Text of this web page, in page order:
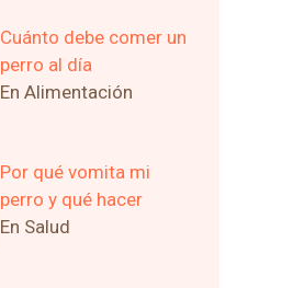
Cuánto debe comer un
perro al día
En Alimentación
Por qué vomita mi
perro y qué hacer
En Salud